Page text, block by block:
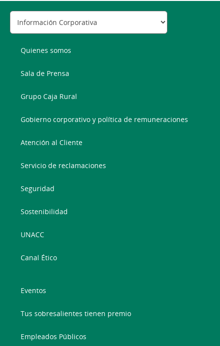
Quienes somos
Sala de Prensa
Grupo Caja Rural
Gobierno corporativo y política de remuneraciones
Atención al Cliente
Servicio de reclamaciones
Seguridad
Sostenibilidad
UNACC
Canal Ético
Eventos
Tus sobresalientes tienen premio
Empleados Públicos